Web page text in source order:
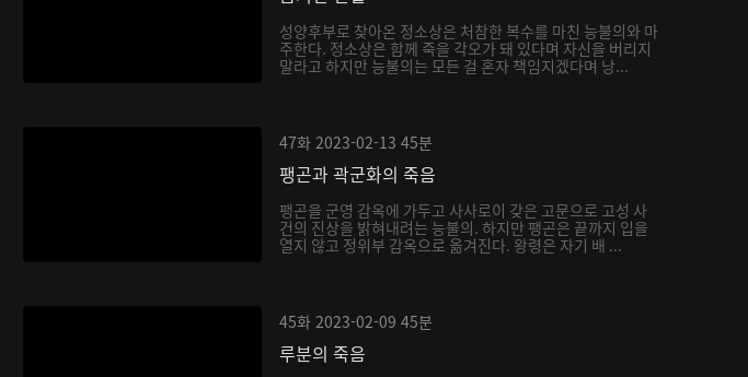
성양후부로 찾아온 정소상은 처참한 복수를 마친 능불의와 마
주한다. 정소상은 함께 죽을 각오가 돼 있다며 자신을 버리지
말라고 하지만 능불의는 모든 걸 혼자 책임지겠다며 낭...
47화 2023-02-13 45분
팽곤과 곽군화의 죽음
팽곤을 군영 감옥에 가두고 사사로이 갖은 고문으로 고성 사
건의 진상을 밝혀내려는 능불의. 하지만 팽곤은 끝까지 입을
열지 않고 정위부 감옥으로 옮겨진다. 왕령은 자기 배 ...
45화 2023-02-09 45분
루분의 죽음